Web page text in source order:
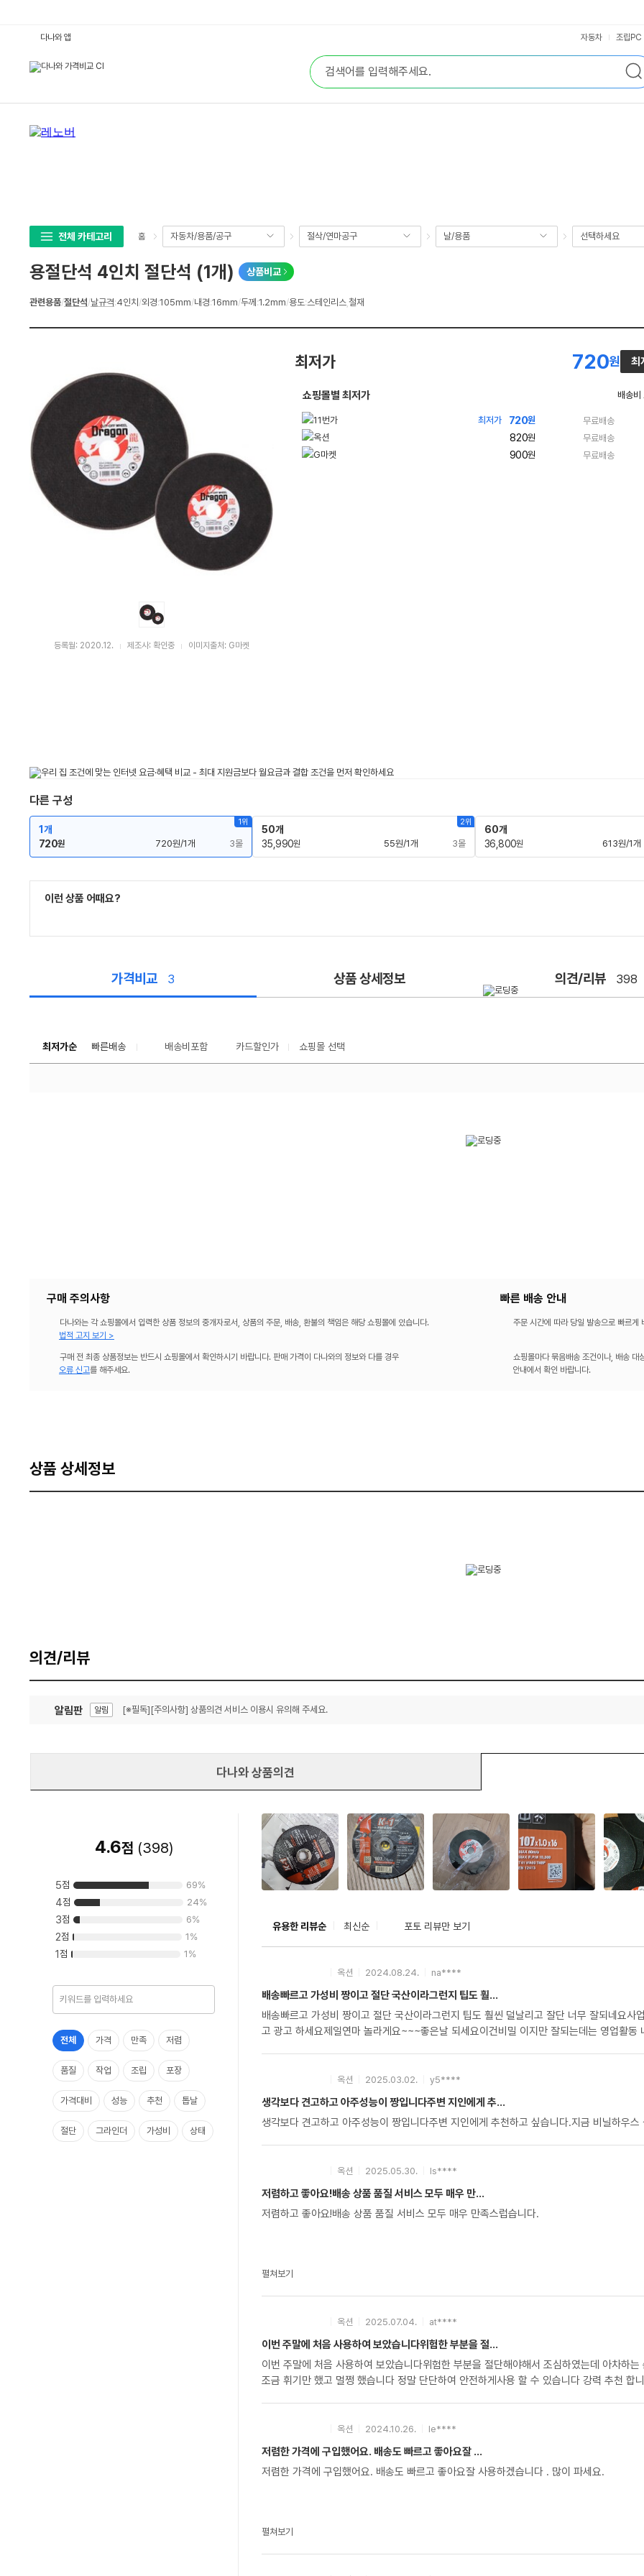
합
검
색
다나와 앱 자동차 조립PC
전체 카테고리 홈 자동차/용품/공구 절삭/연마공구 날/용품 선택하세요
용절단석 4인치 절단석 (1개) 상품비교
상
관련용품/절단석/날규격:4인치 /외경:105mm/내경:16mm/두께 :1.2mm/용도:스테인리스 철재
등록월: 2020.12. 제조사: 확인중 이미지출처: G마켓
최저가 720원 최
쇼핑몰별 최저가 배송비
최저가 720원
빠
배
송
무료배송
820원
빠
배
무료배송
900원
빠
무료배송
다른 구성
1위
1개
720원 720원/1개 3몰
2위
50개
35,990원 55원/1개 3몰
60개
36,800원 613원/1개
이런 상품 어때요?
가격비교 3 상품 상세정보 의견/리뷰 398
최저가순 빠른배송 배송비포함 카드할인가 쇼핑몰 선택
구매 주의사항
다나와는 각 쇼핑몰에서 입력한 상품 정보의 중개자로서, 상품의 주문, 배송, 환불의 책임은 해당 쇼핑몰에 있습니다.
법적 고지 보기 >
구매 전 최종 상품정보는 반드시 쇼핑몰에서 확인하시기 바랍니다. 판매 가격이 다나와의 정보와 다를 경우
오류 신고를 해주세요.
빠른 배송 안내
주문 시간에 따라 당일 발송으로 빠르게
쇼핑몰마다 묶음배송 조건이나, 배송 대
안내에서 확인 바랍니다.
상품 상세정보
의견/리뷰
알림판 알림 [※필독][주의사항] 상품의견 서비스 이용시 유의해 주세요.
다나와 상품의견
4.6점 (398)
5점 69%
4점 24%
3점 6%
2점 1 %
1점 1 %
전체 가격 만족 저렴
품질 작업 조립 포장
가격대비 성능 추천 톱날
절단 그라인더 가성비 상태
유용한 리뷰순 최신순 포토 리뷰만 보기
옥션 2024.08.24. na****
배송빠르고 가성비 짱이고 절단 국산이라그런지 팁도 훨...
배송빠르고 가성비 짱이고 절단 국산이라그런지 팁도 훨씬 덜날리고 잘단 너무 잘되네요사업잘되시길 바라며 네이버에도 절단석 또는 절단휠 국산최저가 입니다하
고 광고 하세요제일연마 놀라게요~~~좋은날 되세요이건비밀 이지만 잘되는데는 영업활동
옥션 2025.03.02. y5****
생각보다 견고하고 아주성능이 짱입니다주변 지인에게 추...
생각보다 견고하고 아주성능이 짱입니다주변 지인에게 추천하고 싶습니다.지금 비닐하우
옥션 2025.05.30. ls****
저렴하고 좋아요!배송 상품 품질 서비스 모두 매우 만...
저렴하고 좋아요!배송 상품 품질 서비스 모두 매우 만족스럽습니다.
펼쳐보기
옥션 2025.07.04. at****
이번 주말에 처음 사용하여 보았습니다위험한 부분을 절...
이번 주말에 처음 사용하여 보았습니다위험한 부분을 절단해야해서 조심하였는데 아차하
조금 휘기만 했고 멀쩡 했습니다 정말 단단하여 안전하게사용 할 수 있습니다
옥션 2024.10.26. le****
저렴한 가격에 구입했어요. 배송도 빠르고 좋아요잘 ...
저렴한 가격에 구입했어요. 배송도 빠르고 좋아요잘 사용하겠습니다 . 많이 파세요.
펼쳐보기